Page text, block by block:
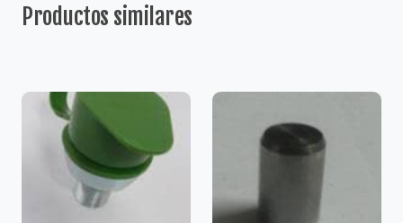
Productos similares